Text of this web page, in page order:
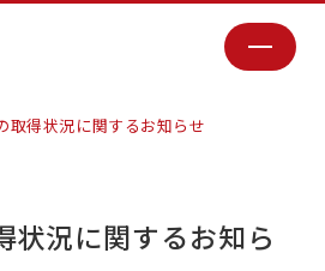
取得状況に関するお知らせ
状況に関するお知ら